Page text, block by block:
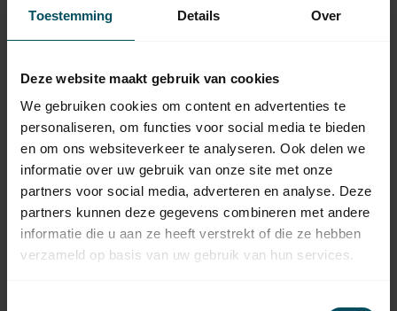
Toestemming Details Over
Deze website maakt gebruik van cookies
We gebruiken cookies om content en advertenties te
personaliseren, om functies voor social media te bieden
en om ons websiteverkeer te analyseren. Ook delen we
informatie over uw gebruik van onze site met onze
partners voor social media, adverteren en analyse. Deze
partners kunnen deze gegevens combineren met andere
informatie die u aan ze heeft verstrekt of die ze hebben
verzameld op basis van uw gebruik van hun services.
Somfy Smoove Origin io
wandzender
47,95
SOMFY
Somfy Smoove Origin 4
RTS II wandzender
Op voorraad
83,95
SOMFY
Somfy Smoove RTS
wandzender - zwart
67,95
SOMFY